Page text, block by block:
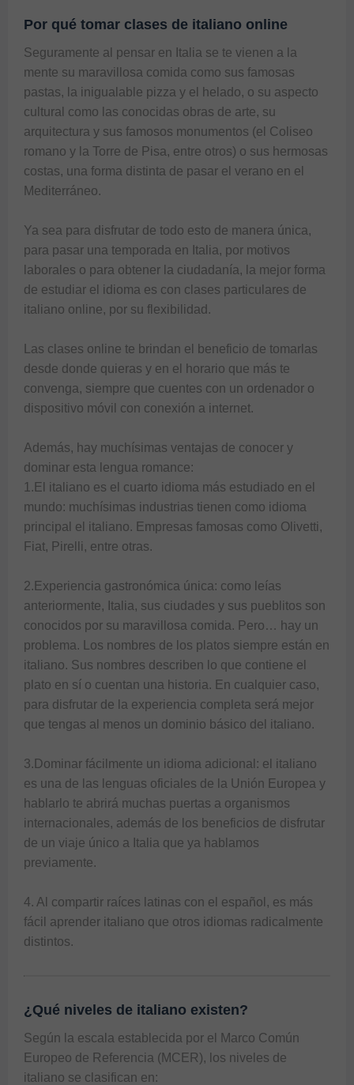
Por qué tomar clases de italiano online
Seguramente al pensar en Italia se te vienen a la
mente su maravillosa comida como sus famosas
pastas, la inigualable pizza y el helado, o su aspecto
cultural como las conocidas obras de arte, su
arquitectura y sus famosos monumentos (el Coliseo
romano y la Torre de Pisa, entre otros) o sus hermosas
costas, una forma distinta de pasar el verano en el
Mediterráneo.
Ya sea para disfrutar de todo esto de manera única,
para pasar una temporada en Italia, por motivos
laborales o para obtener la ciudadanía, la mejor forma
de estudiar el idioma es con clases particulares de
italiano online, por su flexibilidad.
Las clases online te brindan el beneficio de tomarlas
desde donde quieras y en el horario que más te
convenga, siempre que cuentes con un ordenador o
dispositivo móvil con conexión a internet.
Además, hay muchísimas ventajas de conocer y
dominar esta lengua romance:
1.El italiano es el cuarto idioma más estudiado en el
mundo: muchísimas industrias tienen como idioma
principal el italiano. Empresas famosas como Olivetti,
Fiat, Pirelli, entre otras.
2.Experiencia gastronómica única: como leías
anteriormente, Italia, sus ciudades y sus pueblitos son
conocidos por su maravillosa comida. Pero… hay un
problema. Los nombres de los platos siempre están en
italiano. Sus nombres describen lo que contiene el
plato en sí o cuentan una historia. En cualquier caso,
para disfrutar de la experiencia completa será mejor
que tengas al menos un dominio básico del italiano.
3.Dominar fácilmente un idioma adicional: el italiano
es una de las lenguas oficiales de la Unión Europea y
hablarlo te abrirá muchas puertas a organismos
internacionales, además de los beneficios de disfrutar
de un viaje único a Italia que ya hablamos
previamente.
4. Al compartir raíces latinas con el español, es más
fácil aprender italiano que otros idiomas radicalmente
¿Qué niveles de italiano existen?
Según la escala establecida por el Marco Común
Europeo de Referencia (MCER), los niveles de
italiano se clasifican en: